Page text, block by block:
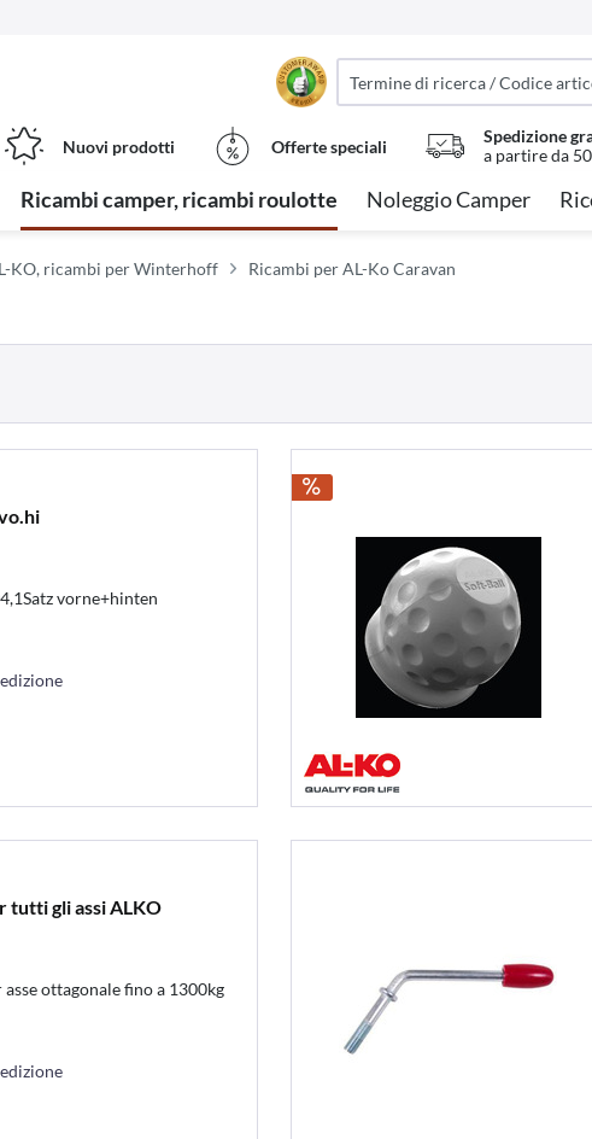
Nuovi prodotti Offerte speciali
Spedizione
a partire da
Ricambi camper, ricambi roulotte Noleggio Camper
KO, ricambi per Winterhoff Ricambi per AL-Ko Caravan
vorne+hinten
tutti gli assi ALKO
ottagonale fino a 1300kg